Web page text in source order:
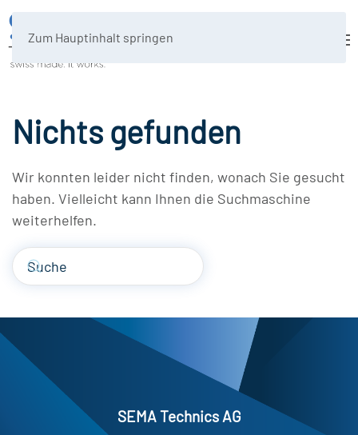
Zum Hauptinhalt springen
Nichts gefunden
Wir konnten leider nicht finden, wonach Sie gesucht
haben. Vielleicht kann Ihnen die Suchmaschine
weiterhelfen.
SEMA Technics AG